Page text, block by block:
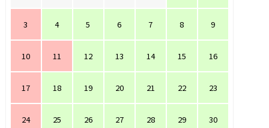
3 4 5 6 7 8 9
10 11 12 13 14 15 16
17 18 19 20 21 22 23
24 25 26 27 28 29 30